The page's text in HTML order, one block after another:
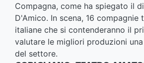
Compagna, come ha spiegato il
D'Amico. In scena, 16 compagnie
italiane che si contenderanno il
valutare le migliori produzioni
del settore.